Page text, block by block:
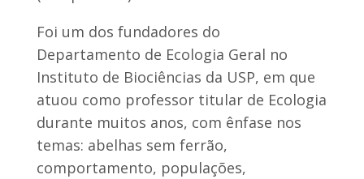
Foi um dos fundadores do
Departamento de Ecologia Geral no
Instituto de Biociências da USP, em que
atuou como professor titular de Ecologia
durante muitos anos, com ênfase nos
temas: abelhas sem ferrão,
comportamento, populações,